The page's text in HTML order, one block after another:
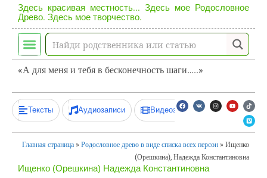
Здесь красивая местность... Здесь мое Родословное
Древо. Здесь мое творчество.
«А для меня и тебя в бесконечность шаги…..»
Тексты Аудиозаписи Видеозаписи
Главная страница » Родословное древо в виде списка всех персон » Ищенко
(Орешкина), Надежда Константиновна
Ищенко (Орешкина) Надежда Константиновна